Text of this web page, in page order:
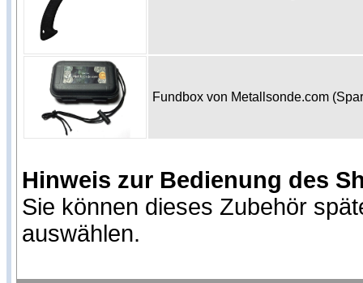
Fundbox von Metallsonde.com
Hinweis zur Bedienung des
Sie können dieses Zubehör
auswählen.